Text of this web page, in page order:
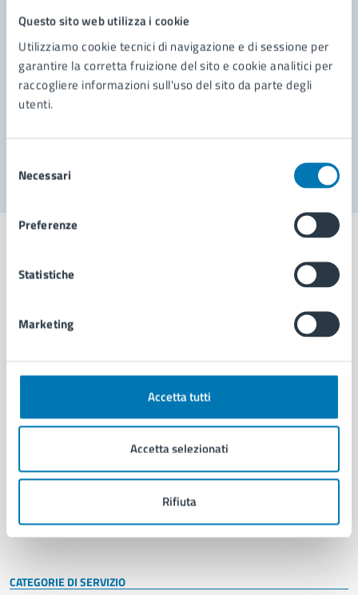
Questo sito web utilizza i cookie
Utilizziamo cookie tecnici di navigazione e di sessione per
garantire la corretta fruizione del sito e cookie analitici per
raccogliere informazioni sull'uso del sito da parte degli
utenti.
delNecessari
Preferenze
Statistiche
Marketing
Accetta tutti
Accetta selezionati
Rifiuta
Richiedi assistenza
Prenota appuntamento
Problemi in città
Aree amministrative
Uffici
Politici
Intranet, posta aziendale e protocollo
CATEGORIE DI SERVIZIO